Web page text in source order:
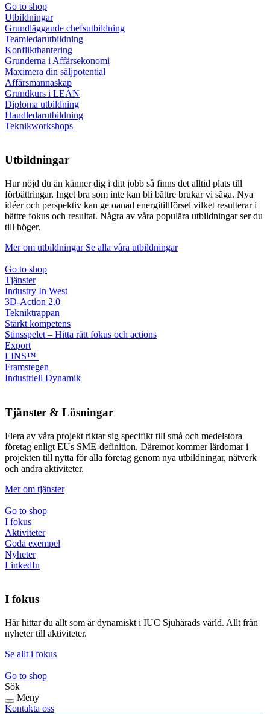
Go to shop
Utbildningar
Grundläggande chefsutbildning
Teamledarutbildning
Konflikthantering
Grunderna i Affärsekonomi
Maximera din säljpotential
Affärsmannaskap
Grundkurs i LEAN
Diploma utbildning
Handledarutbildning
Teknikworkshops
Utbildningar
Hur nöjd du än känner dig i ditt jobb så finns det alltid plats till
förbättringar. Inget bra som inte kan bli bättre brukar vi säga. Nya
idéer och perspektiv kan ge oanad energitillförsel vilket resulterar i
bättre fokus och resultat. Några av våra populära utbildningar ser du
till höger.
Mer om utbildningar Se alla våra utbildningar
Go to shop
Tjänster
Industry In West
3D-Action 2.0
Tekniktrappan
Stärkt kompetens
Stinsspelet – Hitta rätt fokus och actions
Export
LINS™
Framstegen
Industriell Dynamik
Tjänster & Lösningar
Flera av våra projekt riktar sig specifikt till små och medelstora
företag enligt EUs SME-definition. Däremot kommer lärdomar i
projekten till nytta för alla företag genom nya utbildningar, nätverk
och andra aktiviteter.
Mer om tjänster
Go to shop
I fokus
Aktiviteter
Goda exempel
Nyheter
LinkedIn
I fokus
Här hittar du allt som är dynamiskt i IUC Sjuhärads värld. Allt från
nyheter till aktiviteter.
Se allt i fokus
Go to shop
Sök
Meny
Kontakta oss